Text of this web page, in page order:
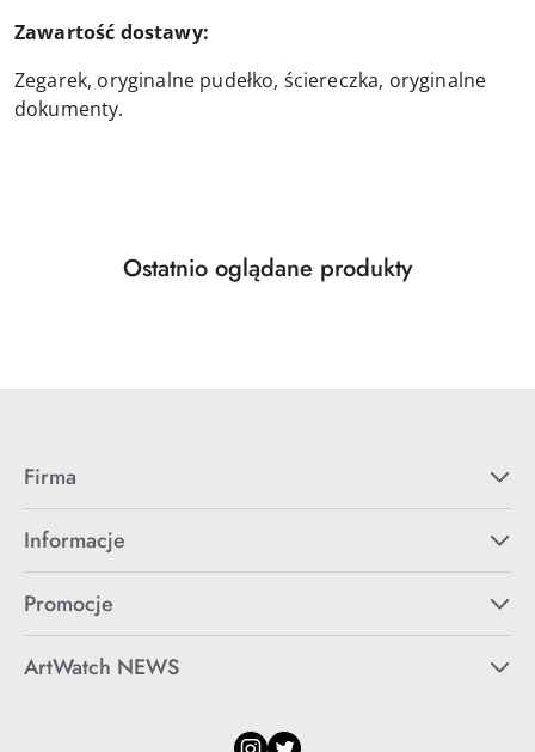
Zawartość dostawy:
Zegarek, oryginalne pudełko, ściereczka, oryginalne
dokumenty.
Pomiń karuzelę produktów
Produkty
Ostatnio oglądane produkty
Firma
Informacje
Promocje
ArtWatch NEWS